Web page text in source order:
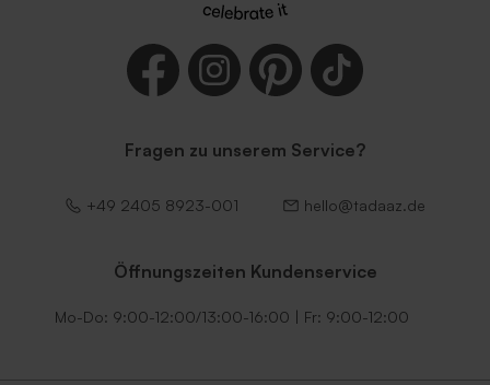
Fragen zu unserem Service?
+49 2405 8923-001 hello@tadaaz.de
Öffnungszeiten Kundenservice
Mo-Do: 9:00-12:00/13:00-16:00 | Fr: 9:00-12:00